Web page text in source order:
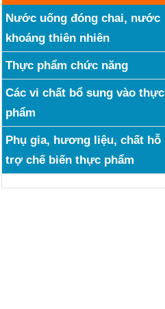
Nước uống đóng chai, nước
khoáng thiên nhiên
Thực phẩm chức năng
Các vi chất bổ sung vào thực
phẩm
Phụ gia, hương liệu, chất hỗ
trợ chế biến thực phẩm